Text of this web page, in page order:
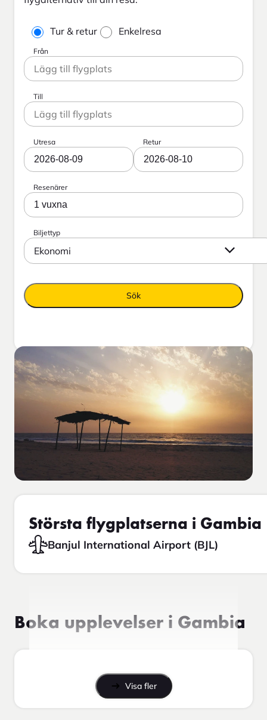
Tur & retur Enkelresa
Från
Till
Utresa
2026-08-09
Retur
2026-08-10
Resenärer
1 vuxna
Biljettyp
Ekonomi
Sök
Största flygplatserna i Gambia
Banjul International Airport (BJL)
Boka upplevelser i Gambia
Visa fler